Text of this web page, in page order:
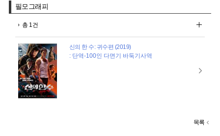
필모그래피
총 1건
신의 한 수: 귀수편 (2019)
: 단역-100인 다면기 바둑기사역
목록